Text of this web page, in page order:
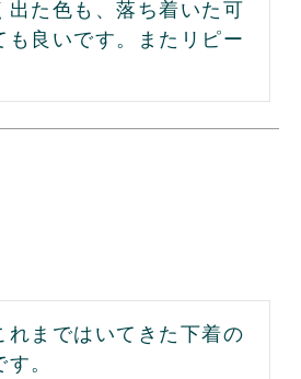
出た色も、落ち着いた可
も良いです。またリピー
れまではいてきた下着の
。